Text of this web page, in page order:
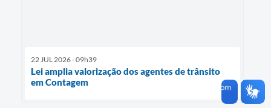
22 JUL 2026 - 09h39
Lei amplia valorização dos agentes de trânsito
em Contagem